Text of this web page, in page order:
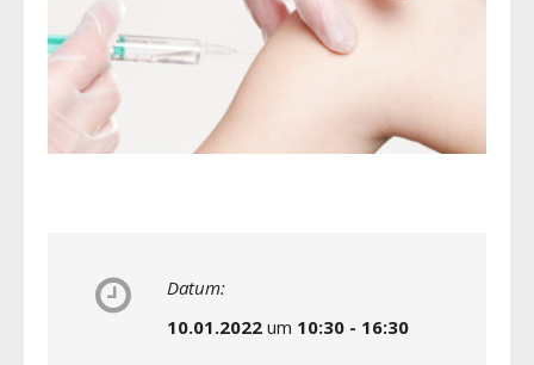
Datum:
10.01.2022 um 10:30 - 16:30